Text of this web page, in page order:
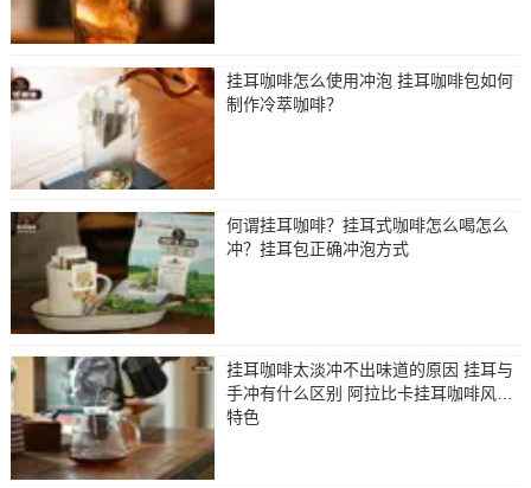
挂耳咖啡怎么使用冲泡 挂耳咖啡包如何
制作冷萃咖啡？
何谓挂耳咖啡？挂耳式咖啡怎么喝怎么
冲？挂耳包正确冲泡方式
挂耳咖啡太淡冲不出味道的原因 挂耳与
手冲有什么区别 阿拉比卡挂耳咖啡风味
特色